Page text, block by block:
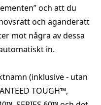
och att du
och äganderätt
mot några av dessa
in.
(inklusive - utan
TOUGH™,